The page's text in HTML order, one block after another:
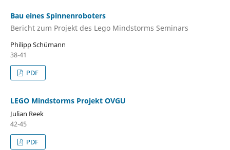
Bau eines Spinnenroboters
Bericht zum Projekt des Lego Mindstorms Seminars
Philipp Schümann
38-41
PDF
LEGO Mindstorms Projekt OVGU
Julian Reek
42-45
PDF